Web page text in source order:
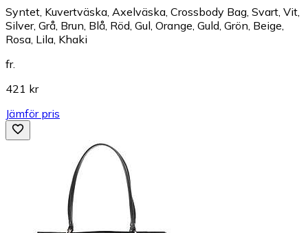
Syntet, Kuvertväska, Axelväska, Crossbody Bag, Svart, Vit,
Silver, Grå, Brun, Blå, Röd, Gul, Orange, Guld, Grön, Beige,
Rosa, Lila, Khaki
fr.
421 kr
Jämför pris